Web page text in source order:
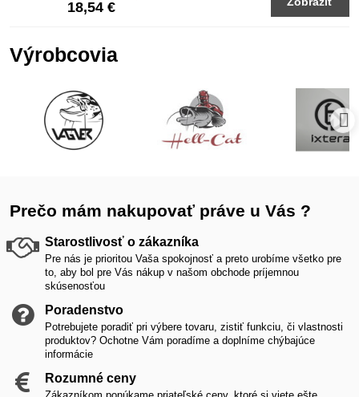
18,54 €
Výrobcovia
Prečo mám nakupovať práve u Vás ?
Starostlivosť o zákazníka
Pre nás je prioritou Vaša spokojnosť a preto urobíme všetko pre
to, aby bol pre Vás nákup v našom obchode príjemnou
skúsenosťou
Poradenstvo
Potrebujete poradiť pri výbere tovaru, zistiť funkciu, či vlastnosti
produktov? Ochotne Vám poradíme a doplníme chýbajúce
informácie
Rozumné ceny